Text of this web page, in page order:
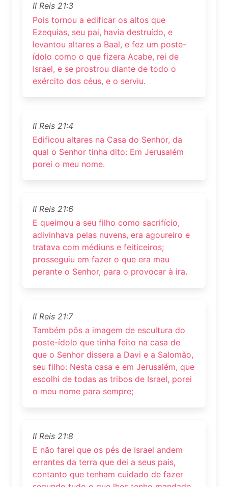
II Reis 21:3
Pois tornou a edificar os altos que
Ezequias, seu pai, havia destruído, e
levantou altares a Baal, e fez um poste-
ídolo como o que fizera Acabe, rei de
Israel, e se prostrou diante de todo o
exército dos céus, e o serviu.
II Reis 21:4
Edificou altares na Casa do Senhor, da
qual o Senhor tinha dito: Em Jerusalém
porei o meu nome.
II Reis 21:6
E queimou a seu filho como sacrifício,
adivinhava pelas nuvens, era agoureiro e
tratava com médiuns e feiticeiros;
prosseguiu em fazer o que era mau
perante o Senhor, para o provocar à ira.
II Reis 21:7
Também pôs a imagem de escultura do
poste-ídolo que tinha feito na casa de
que o Senhor dissera a Davi e a Salomão,
seu filho: Nesta casa e em Jerusalém, que
escolhi de todas as tribos de Israel, porei
o meu nome para sempre;
II Reis 21:8
E não farei que os pés de Israel andem
errantes da terra que dei a seus pais,
contanto que tenham cuidado de fazer